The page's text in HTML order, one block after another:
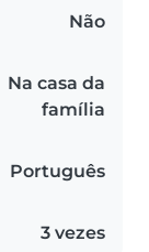
Não
Na casa da
família
Português
3 vezes